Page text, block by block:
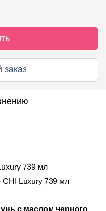
заказ
739 мл
Luxury 739 мл
с маслом черного